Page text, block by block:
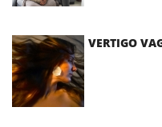
VERTIGO